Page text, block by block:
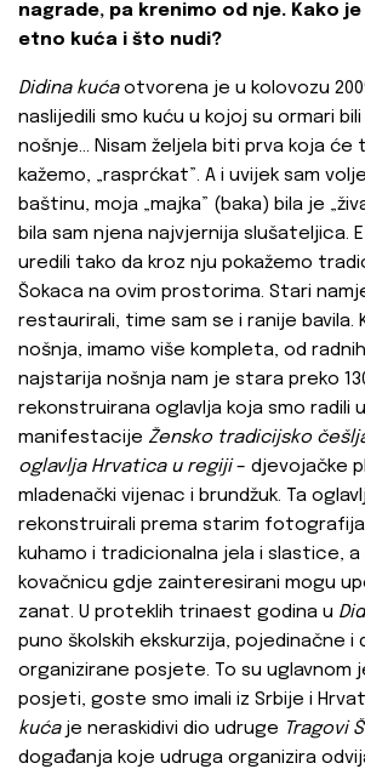
nagrade, pa krenimo od nje. Kako
etno kuća i što nudi?
Didina kućaotvorena je u kolovozu
naslijedili smo kuću u kojoj su ormari
nošnje… Nisam željela biti prva koja će
kažemo, „rasprćkat”. A i uvijek sam
baštinu, moja „majka” (baka) bila je
bila sam njena najvjernija slušateljica.
uredili tako da kroz nju pokažemo
Šokaca na ovim prostorima. Stari
restaurirali, time sam se i ranije bavila.
nošnja, imamo više kompleta, od
najstarija nošnja nam je stara preko
rekonstruirana oglavlja koja smo radili
manifestacije Žensko tradicijsko
oglavlja Hrvatica u regiji– djevojačke
mladenački vijenac i brundžuk. Ta
rekonstruirali prema starim
kuhamo i tradicionalna jela i slastice, a
kovačnicu gdje zainteresirani mogu
zanat. U proteklih trinaest godina u
puno školskih ekskurzija, pojedinačne i
organizirane posjete. To su uglavnom
posjeti, goste smo imali iz Srbije i
kućaje neraskidivi dio udruge Tragovi
događanja koje udruga organizira